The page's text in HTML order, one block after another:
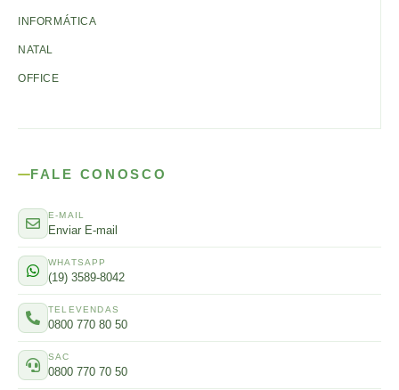
INFORMÁTICA
NATAL
OFFICE
FALE CONOSCO
E-MAIL
Enviar E-mail
WHATSAPP
(19) 3589-8042
TELEVENDAS
0800 770 80 50
SAC
0800 770 70 50